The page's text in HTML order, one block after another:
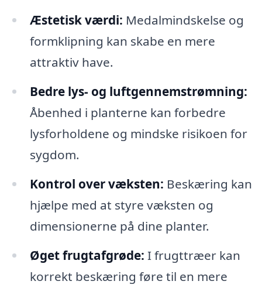
Æstetisk værdi: Medalmindskelse og
formklipning kan skabe en mere
attraktiv have.
Bedre lys- og luftgennemstrømning:
Åbenhed i planterne kan forbedre
lysforholdene og mindske risikoen for
sygdom.
Kontrol over væksten: Beskæring kan
hjælpe med at styre væksten og
dimensionerne på dine planter.
Øget frugtafgrøde: I frugttræer kan
korrekt beskæring føre til en mere